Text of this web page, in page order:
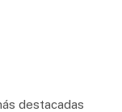
destacadas